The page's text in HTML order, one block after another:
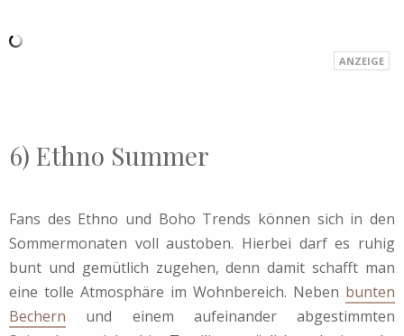
6) Ethno Summer
Fans des Ethno und Boho Trends können sich in den
Sommermonaten voll austoben. Hierbei darf es ruhig
bunt und gemütlich zugehen, denn damit schafft man
eine tolle Atmosphäre im Wohnbereich. Neben bunten
Bechern und einem aufeinander abgestimmten